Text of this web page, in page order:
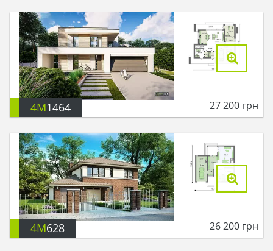
4M1464 27 200 грн
4M628 26 200 грн